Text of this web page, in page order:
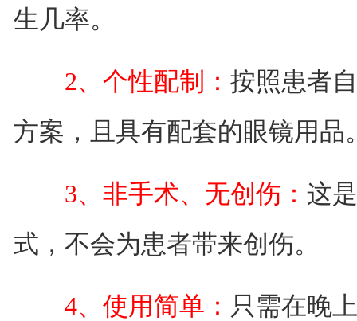
生几率。
2、个性配制： 按照患者
方案，且具有配套的眼镜用品
3、非手术、无创伤： 这
式，不会为患者带来创伤。
4、使用简单： 只需在晚